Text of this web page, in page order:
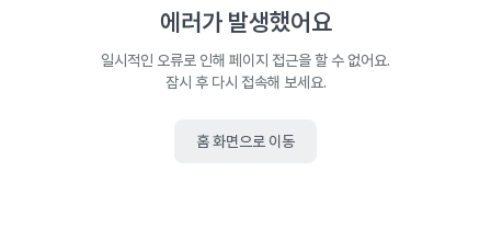
에러가 발생했어요
일시적인 오류로 인해 페이지 접근을 할 수 없어요.
잠시 후 다시 접속해 보세요.
홈 화면으로 이동